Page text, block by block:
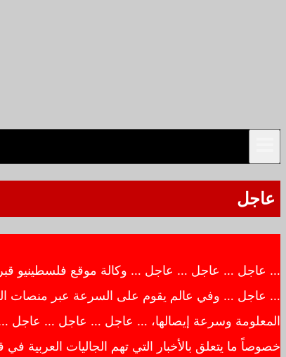
عاجل
… عاجل … عاجل … عاجل … وكالة موقع فلسطينيو قبرص
… عاجل … وفي عالم يقوم على السرعة عبر منصات
المعلومة وسرعة إيصالها، … عاجل … عاجل … عاجل …
خصوصاً ما يتعلق بالأخبار التي تهم الجاليات